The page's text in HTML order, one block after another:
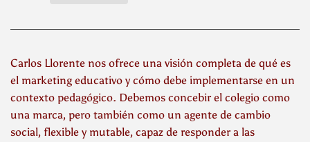
Carlos Llorente nos ofrece una visión completa de qué es
el marketing educativo y cómo debe implementarse en un
contexto pedagógico. Debemos concebir el colegio como
una marca, pero también como un agente de cambio
social, flexible y mutable, capaz de responder a las